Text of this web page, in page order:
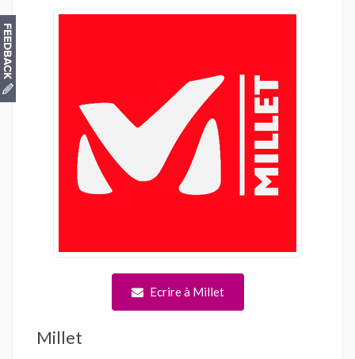
Ecrire à Millet
Millet